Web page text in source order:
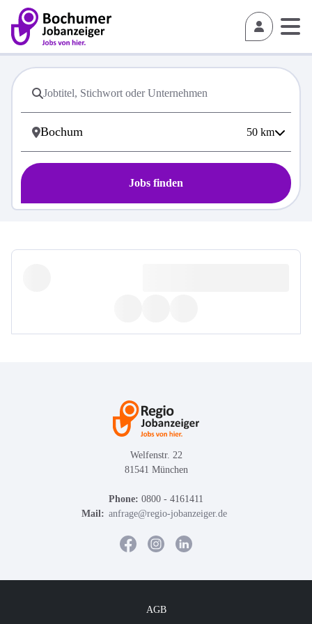
50 km
Jobs finden
Welfenstr. 22
81541 München
Phone: 0800 - 4161411
Mail: anfrage@regio-jobanzeiger.de
AGB